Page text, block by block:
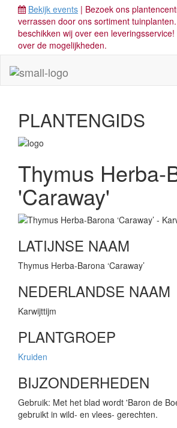
Bekijk events | Bezoek ons
verrassen door ons sortiment
beschikken wij over een leveringsservice!
over de mogelijkheden.
PLANTENGIDS
Thymus Herba-
'Caraway'
LATIJNSE NAAM
Thymus Herba-Barona ‘Caraway’
NEDERLANDSE NAAM
Karwijttijm
PLANTGROEP
Kruiden
BIJZONDERHEDEN
Gebruik: Met het blad wordt 'Baron de
gebruikt in wild- en vlees- gerechten.